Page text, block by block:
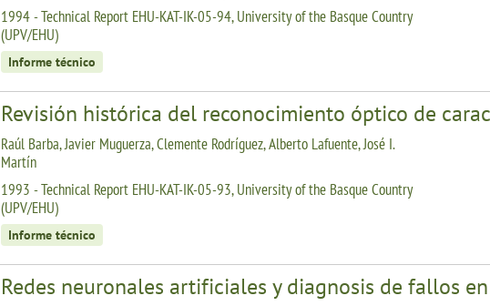
1994 - Technical Report EHU-KAT-IK-05-94, University of the Basque Country
(UPV/EHU)
Informe técnico
Revisión histórica del reconocimiento óptico de
Raúl Barba, Javier Muguerza, Clemente Rodríguez, Alberto Lafuente, José I.
Martín
1993 - Technical Report EHU-KAT-IK-05-93, University of the Basque Country
(UPV/EHU)
Informe técnico
Redes neuronales artificiales y diagnosis de fallos